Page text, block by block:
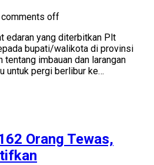
comments off
edaran yang diterbitkan Plt
bupati/walikota di provinsi
tentang imbauan dan larangan
untuk pergi berlibur ke…
Orang Tewas,